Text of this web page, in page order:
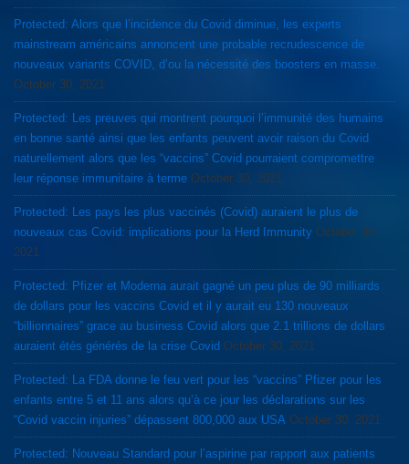
Protected: Alors que l’incidence du Covid diminue, les experts
mainstream américains annoncent une probable recrudescence de
nouveaux variants COVID, d’ou la nécessité des boosters en masse.
October 30, 2021
Protected: Les preuves qui montrent pourquoi l’immunité des humains
en bonne santé ainsi que les enfants peuvent avoir raison du Covid
naturellement alors que les “vaccins” Covid pourraient compromettre
leur réponse immunitaire à terme October 30, 2021
Protected: Les pays les plus vaccinés (Covid) auraient le plus de
nouveaux cas Covid: implications pour la Herd Immunity October 30,
2021
Protected: Pfizer et Moderna aurait gagné un peu plus de 90 milliards
de dollars pour les vaccins Covid et il y aurait eu 130 nouveaux
“billionnaires” grace au business Covid alors que 2.1 trillions de dollars
auraient étés générés de la crise Covid October 30, 2021
Protected: La FDA donne le feu vert pour les “vaccins” Pfizer pour les
enfants entre 5 et 11 ans alors qu’à ce jour les déclarations sur les
“Covid vaccin injuries” dépassent 800,000 aux USA October 30, 2021
Protected: Nouveau Standard pour l’aspirine par rapport aux patients